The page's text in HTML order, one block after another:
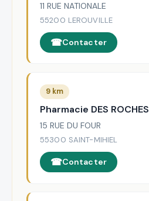
11 RUE NATIONALE
55200 LEROUVILLE
Contacter
9 km
Pharmacie DES ROCHES
15 RUE DU FOUR
55300 SAINT-MIHIEL
Contacter